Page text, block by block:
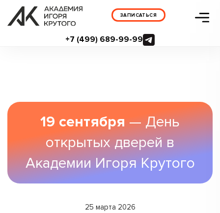
ЗАПИСАТЬСЯ
+7 (499) 689-99-99
19 сентября— День
открытых дверей в
Академии Игоря Крутого
25 марта 2026